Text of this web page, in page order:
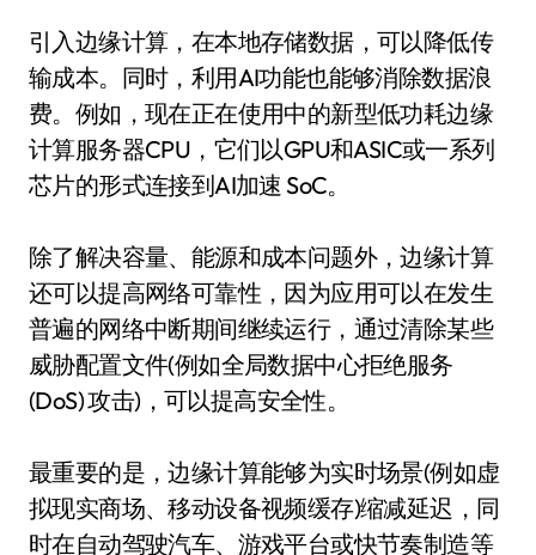
引入边缘计算，在本地存储数据，可以降低传
输成本。同时，利用AI功能也能够消除数据浪
费。例如，现在正在使用中的新型低功耗边缘
计算服务器CPU，它们以GPU和ASIC或一系列
芯片的形式连接到AI加速 SoC。
除了解决容量、能源和成本问题外，边缘计算
还可以提高网络可靠性，因为应用可以在发生
普遍的网络中断期间继续运行，通过清除某些
威胁配置文件(例如全局数据中心拒绝服务
(DoS) 攻击)，可以提高安全性。
最重要的是，边缘计算能够为实时场景(例如虚
拟现实商场、移动设备视频缓存)缩减延迟，同
时在自动驾驶汽车、游戏平台或快节奏制造等